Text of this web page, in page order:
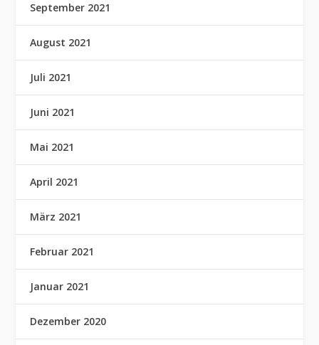
September 2021
August 2021
Juli 2021
Juni 2021
Mai 2021
April 2021
März 2021
Februar 2021
Januar 2021
Dezember 2020